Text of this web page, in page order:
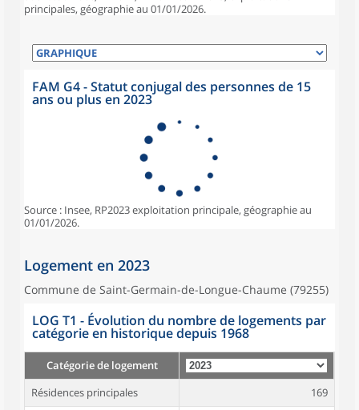
principales, géographie au 01/01/2026.
FAM G4 - Statut conjugal des personnes de 15
ans ou plus en 2023
Source : Insee, RP2023 exploitation principale, géographie au
01/01/2026.
Logement en 2023
Commune de Saint-Germain-de-Longue-Chaume (79255)
LOG T1 - Évolution du nombre de logements par
catégorie en historique depuis 1968
Catégorie de logement
Résidences principales
169